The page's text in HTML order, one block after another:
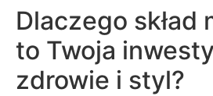
Dlaczego skład
to Twoja
zdrowie i styl?